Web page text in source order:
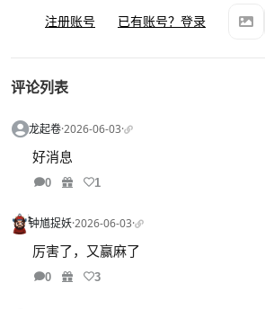
注册账号 已有账号？登录
评论列表
龙起卷·2026-06-03·
好消息
0 1
钟馗捉妖·2026-06-03·
厉害了，又赢麻了
0 3